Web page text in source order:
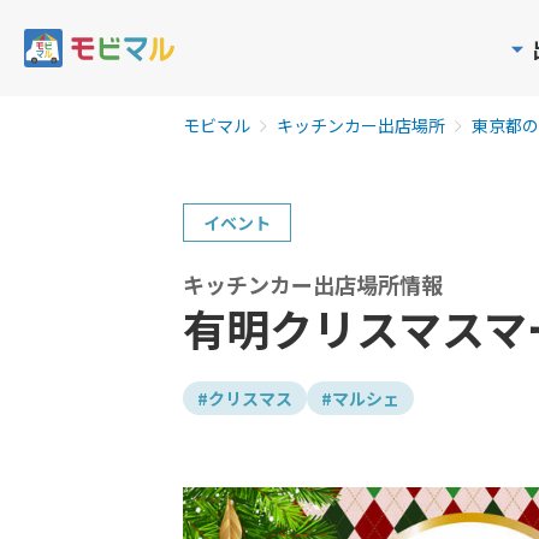
モビマル キッチンカー出店場所 東京都
イベント
有明クリスマス
キッチンカー出店場所情報
#クリスマス #マルシェ